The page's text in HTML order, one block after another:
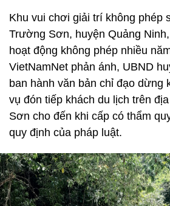
Khu vui chơi giải trí không phép
Trường Sơn, huyện Quảng
hoạt động không phép nhiều
VietNamNet phản ánh, UBND
ban hành văn bản chỉ đạo dừng
vụ đón tiếp khách du lịch trên
Sơn cho đến khi cấp có thẩm
quy định của pháp luật.